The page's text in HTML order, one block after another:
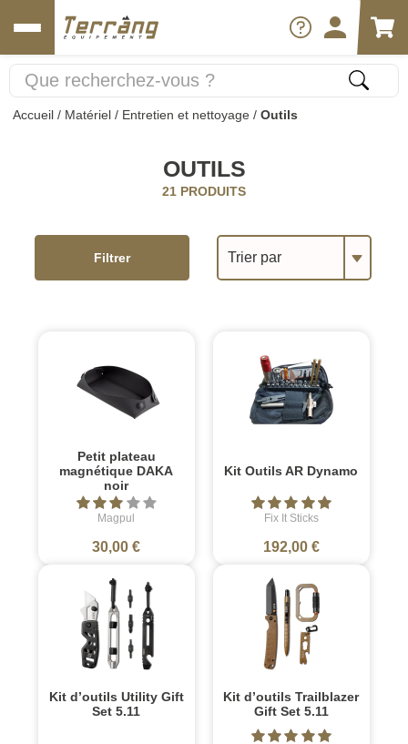
Accueil / Matériel / Entretien et nettoyage / Outils
OUTILS
21 PRODUITS
Trier par
Filtrer
Petit plateau
magnétique DAKA
noir
Magpul
30,00 €
Kit Outils AR Dynamo
Fix It Sticks
192,00 €
Kit d’outils Utility Gift
Set 5.11
Kit d’outils Trailblazer
Gift Set 5.11